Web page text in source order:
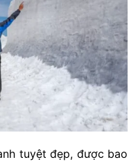
tuyệt đẹp, được bao